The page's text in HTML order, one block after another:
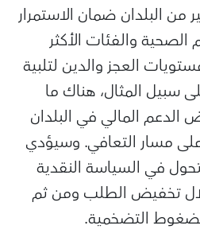
من البلدان ضمان الاستمرار
والفئات الأكثر
العجز والدين لتلبية
سبيل المثال، هناك ما
الدعم المالي في البلدان
على مسار التعافي. وسيؤدي
في السياسة النقدية
تخفيض الطلب ومن ثم
التضخمية.